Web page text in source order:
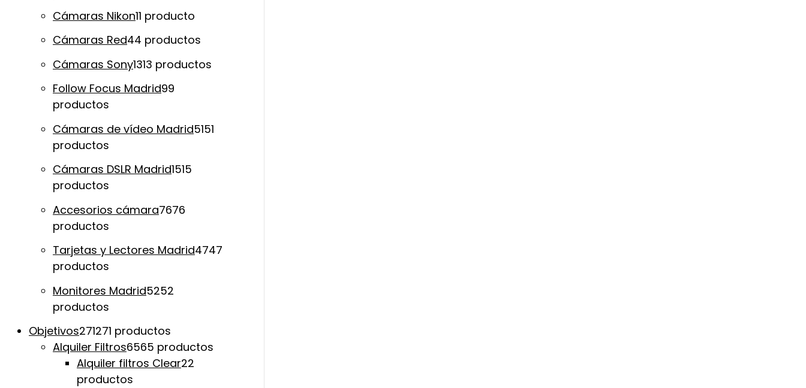
Cámaras Nikon11 producto
Cámaras Red44 productos
Cámaras Sony1313 productos
Follow Focus Madrid99
productos
Cámaras de vídeo Madrid5151
productos
Cámaras DSLR Madrid1515
productos
Accesorios cámara7676
productos
Tarjetas y Lectores Madrid4747
productos
Monitores Madrid5252
productos
Objetivos271271 productos
Alquiler Filtros6565 productos
Alquiler filtros Clear22
productos